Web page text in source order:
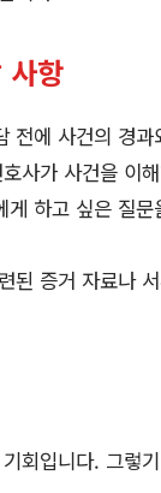
사항
전에 사건의 경
사가 사건을 이
게 하고 싶은 질
된 증거 자료나
회입니다. 그렇